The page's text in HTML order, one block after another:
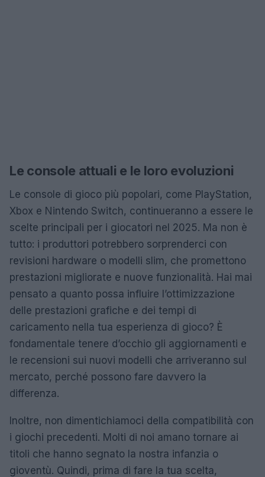
Le console attuali e le loro evoluzioni
Le console di gioco più popolari, come PlayStation,
Xbox e Nintendo Switch, continueranno a essere le
scelte principali per i giocatori nel 2025. Ma non è
tutto: i produttori potrebbero sorprenderci con
revisioni hardware o modelli slim, che promettono
prestazioni migliorate e nuove funzionalità. Hai mai
pensato a quanto possa influire l’ottimizzazione
delle prestazioni grafiche e dei tempi di
caricamento nella tua esperienza di gioco? È
fondamentale tenere d’occhio gli aggiornamenti e
le recensioni sui nuovi modelli che arriveranno sul
mercato, perché possono fare davvero la
differenza.
Inoltre, non dimentichiamoci della compatibilità con
i giochi precedenti. Molti di noi amano tornare ai
titoli che hanno segnato la nostra infanzia o
gioventù. Quindi, prima di fare la tua scelta,